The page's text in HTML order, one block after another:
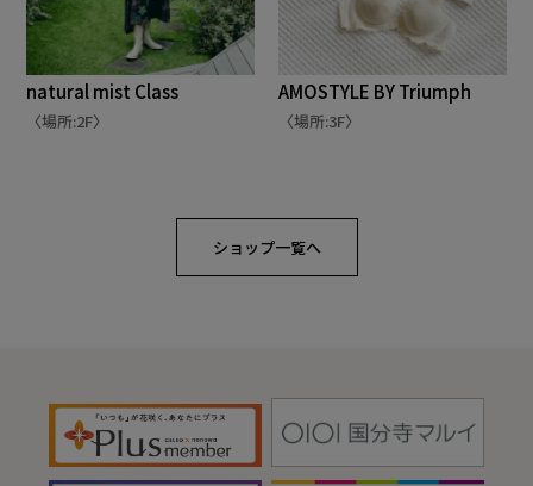
natural mist Class
〈場所:2F〉
AMOSTYLE BY Triumph
〈場所:3F〉
ショップ一覧へ